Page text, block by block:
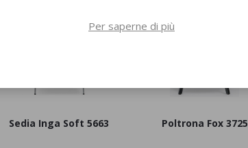
Sedia Inga Soft 5663 Poltrona Fox 3725
Per saperne di più